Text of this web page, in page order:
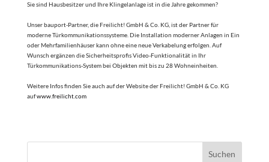
Sie sind Hausbesitzer und Ihre Klingelanlage ist in die Jahre gekommen?
Unser bauport-Partner, die Freilicht! GmbH & Co. KG, ist der Partner für
moderne Türkommunikationssysteme. Die Installation moderner Anlagen in Ein
oder Mehrfamilienhäuser kann ohne eine neue Verkabelung erfolgen. Auf
Wunsch ergänzen die Sicherheitsprofis Video-Funktionalität in Ihr
Türkommunikations-System bei Objekten mit bis zu 28 Wohneinheiten.
Weitere Infos finden Sie auch auf der Website der Freilicht! GmbH & Co. KG
aufwww.freilicht.com